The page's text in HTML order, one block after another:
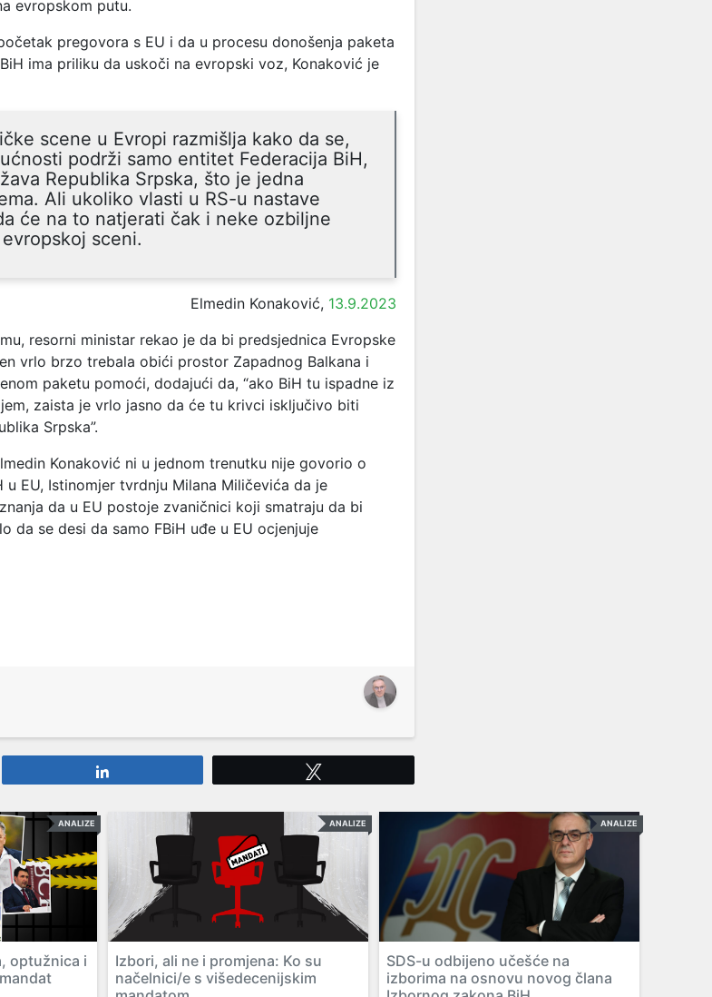
evropskom putu.
pregovora s EU i da u procesu donošenja paketa
ima priliku da uskoči na evropski voz, Konaković je
scene u Evropi razmišlja kako da se,
podrži samo entitet Federacija BiH,
Republika Srpska, što je jedna
Ali ukoliko vlasti u RS-u nastave
će na to natjerati čak i neke ozbiljne
sceni.
Elmedin Konaković, 13.9.2023
resorni ministar rekao je da bi predsjednica Evropske
vrlo brzo trebala obići prostor Zapadnog Balkana i
paketu pomoći, dodajući da, “ako BiH tu ispadne iz
zaista je vrlo jasno da će tu krivci isključivo biti
Srpska”.
Konaković ni u jednom trenutku nije govorio o
u EU, Istinomjer tvrdnju Milana Miličevića da je
da u EU postoje zvaničnici koji smatraju da bi
da se desi da samo FBiH uđe u EU ocjenjuje
ANALIZE
optužnica i
ANALIZE
Izbori, ali ne i promjena: Ko su
načelnici/e s višedecenijskim
ANALIZE
SDS-u odbijeno učešće na
izborima na osnovu novog člana